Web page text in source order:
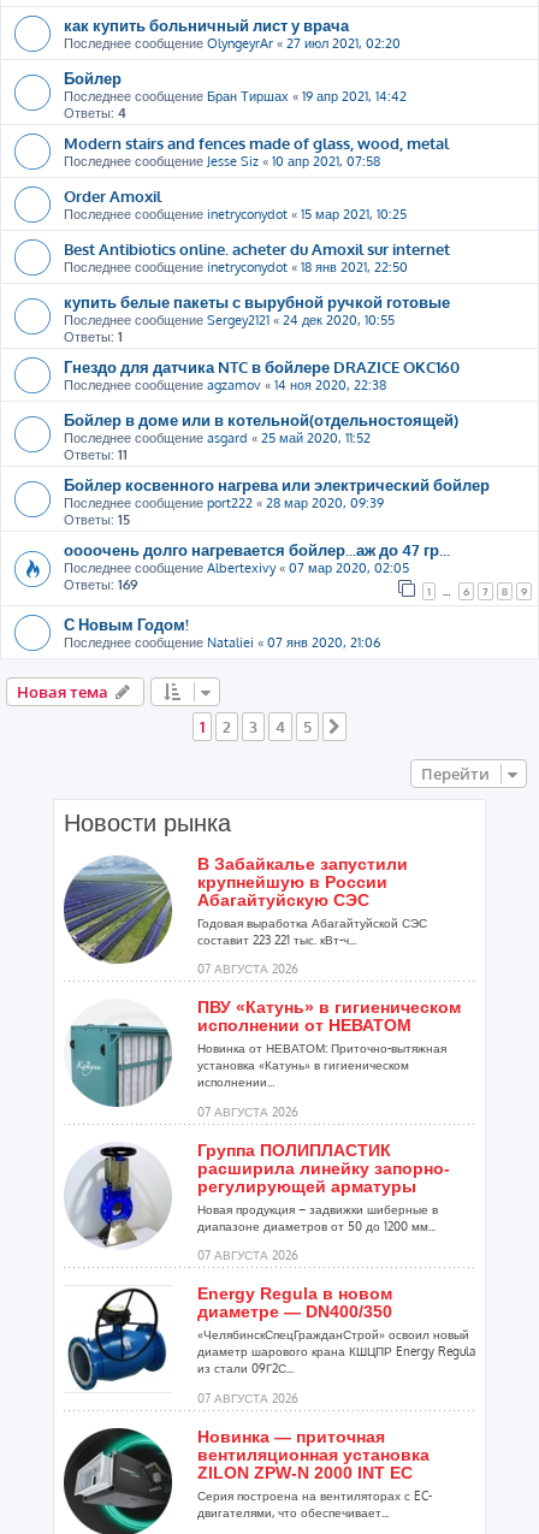
как купить больничный лист у врача
Последнее сообщение OlyngeyrAr « 27 июл 2021, 02:20
Бойлер
Последнее сообщение Бран Тиршах « 19 апр 2021, 14:42
Ответы: 4
Modern stairs and fences made of glass, wood, metal
Последнее сообщение Jesse Siz « 10 апр 2021, 07:58
Order Amoxil
Последнее сообщение inetryconydot « 15 мар 2021, 10:25
Best Antibiotics online. acheter du Amoxil sur internet
Последнее сообщение inetryconydot « 18 янв 2021, 22:50
купить белые пакеты с вырубной ручкой готовые
Последнее сообщение Sergey2121 « 24 дек 2020, 10:55
Ответы: 1
Гнездо для датчика NTC в бойлере DRAZICE OKC160
Последнее сообщение agzamov « 14 ноя 2020, 22:38
Бойлер в доме или в котельной(отдельностоящей)
Последнее сообщение asgard « 25 май 2020, 11:52
Ответы: 11
Бойлер косвенного нагрева или электрический бойлер
Последнее сообщение port222 « 28 мар 2020, 09:39
Ответы: 15
оооочень долго нагревается бойлер...аж до 47 гр...
Последнее сообщение Albertexivy« 07 мар 2020, 02:05
Ответы: 169 1 6 7 8 9
С Новым Годом!
Последнее сообщение Nataliei « 07 янв 2020, 21:06
Новая тема
1
2 3 4 5
Перейти
Новости рынка
В Забайкалье запустили
крупнейшую в России
Абагайтуйскую СЭС
Годовая выработка Абагайтуйской СЭС
составит 223 221 тыс. кВт-ч...
07 АВГУСТА 2026
ПВУ «Катунь» в гигиеническом
исполнении от НЕВАТОМ
Новинка от НЕВАТОМ: Приточно-вытяжная
установка «Катунь» в гигиеническом
исполнении...
07 АВГУСТА 2026
Группа ПОЛИПЛАСТИК
расширила линейку запорно-
регулирующей арматуры
Новая продукция – задвижки шиберные в
диапазоне диаметров от 50 до 1200 мм...
07 АВГУСТА 2026
Energy Regula в новом
диаметре — DN400/350
«ЧелябинскСпецГражданСтрой» освоил новый
диаметр шарового крана КШЦПР Energy Regula
из стали 09Г2С...
07 АВГУСТА 2026
Новинка — приточная
вентиляционная установка
ZILON ZPW-N 2000 INT EC
Серия построена на вентиляторах с EC-
двигателями, что обеспечивает...